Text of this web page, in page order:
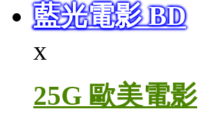
藍光電影 BD
x
25G 歐美電影